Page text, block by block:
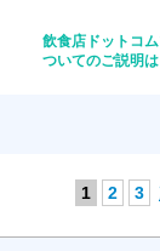
飲食店ドットコ
ついてのご説明
1 2 3